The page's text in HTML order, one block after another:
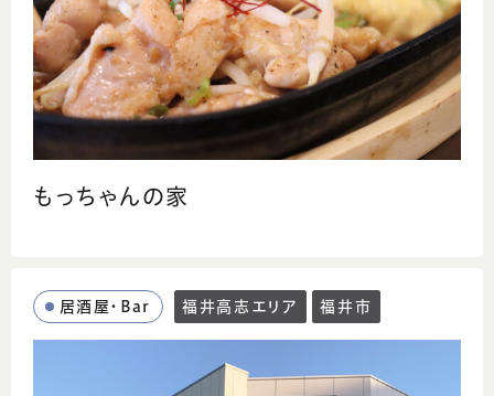
もっちゃんの家
居酒屋・Bar 福井高志エリア 福井市